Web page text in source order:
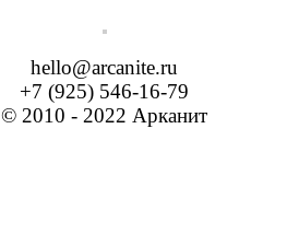
hello@arcanite.ru
+7 (925) 546-16-79
© 2010 - 2022 Арканит